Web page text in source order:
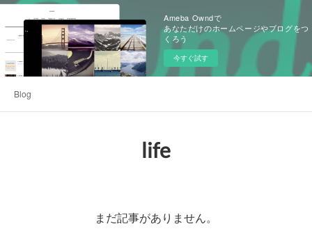
Ameba Owndで
あなただけのホームページやブログをつ
くろう
今すぐ試す
Blog
life
まだ記事がありません。